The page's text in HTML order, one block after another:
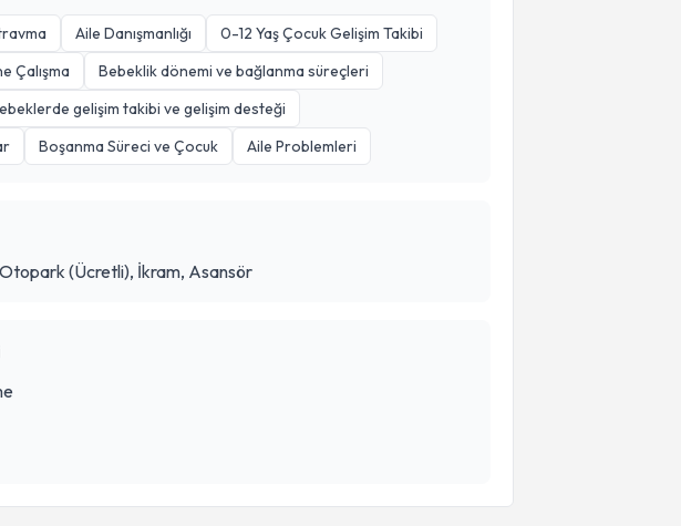
Aile Danışmanlığı
0-12 Yaş Çocuk Gelişim Takibi
Çalışma
Bebeklik dönemi ve bağlanma süreçleri
gelişim takibi ve gelişim desteği
Boşanma Süreci ve Çocuk Aile Problemleri
(Ücretli), İkram, Asansör